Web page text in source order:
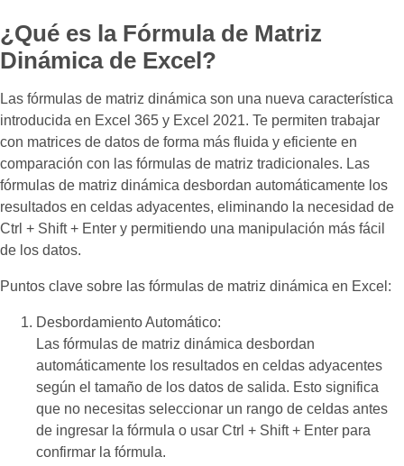
¿Qué es la Fórmula de Matriz
Dinámica de Excel?
Las fórmulas de matriz dinámica son una nueva característica
introducida en Excel 365 y Excel 2021. Te permiten trabajar
con matrices de datos de forma más fluida y eficiente en
comparación con las fórmulas de matriz tradicionales. Las
fórmulas de matriz dinámica desbordan automáticamente los
resultados en celdas adyacentes, eliminando la necesidad de
Ctrl + Shift + Enter y permitiendo una manipulación más fácil
de los datos.
Puntos clave sobre las fórmulas de matriz dinámica en Excel:
Desbordamiento Automático:
Las fórmulas de matriz dinámica desbordan
automáticamente los resultados en celdas adyacentes
según el tamaño de los datos de salida. Esto significa
que no necesitas seleccionar un rango de celdas antes
de ingresar la fórmula o usar Ctrl + Shift + Enter para
confirmar la fórmula.